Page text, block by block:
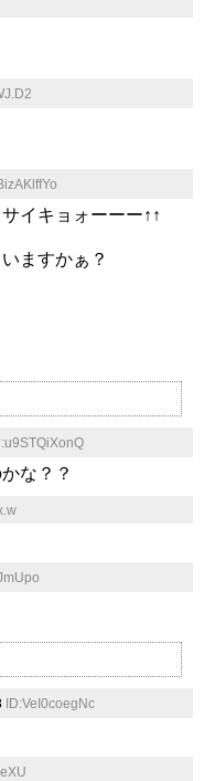
イキョォーーー↑↑
ますかぁ？
な？？
ID:VeI0coegNc